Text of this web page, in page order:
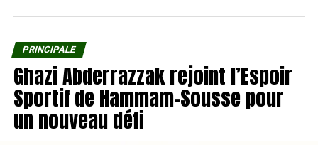
PRINCIPALE
Ghazi Abderrazzak rejoint l’Espoir
Sportif de Hammam-Sousse pour
un nouveau défi